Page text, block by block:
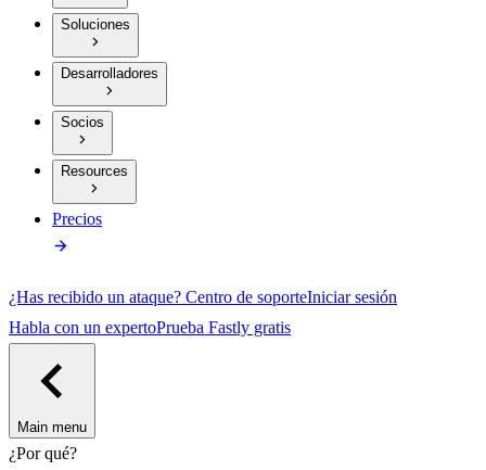
Soluciones
Desarrolladores
Socios
Resources
Precios
¿Has recibido un ataque? Centro de soporteIniciar sesión
Habla con un expertoPrueba Fastly gratis
Main menu
¿Por qué?